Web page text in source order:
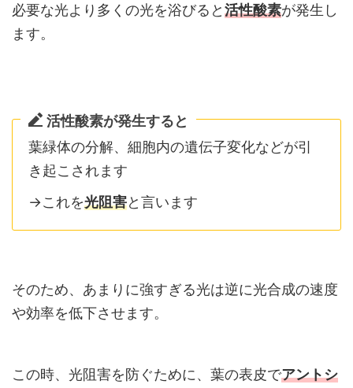
必要な光より多くの光を浴びると活性酸素が発生し
ます。
活性酸素が発生すると
葉緑体の分解、細胞内の遺伝子変化などが引
き起こされます
→これを光阻害と言います
そのため、あまりに強すぎる光は逆に光合成の速度
や効率を低下させます。
この時、光阻害を防ぐために、葉の表皮でアントシ